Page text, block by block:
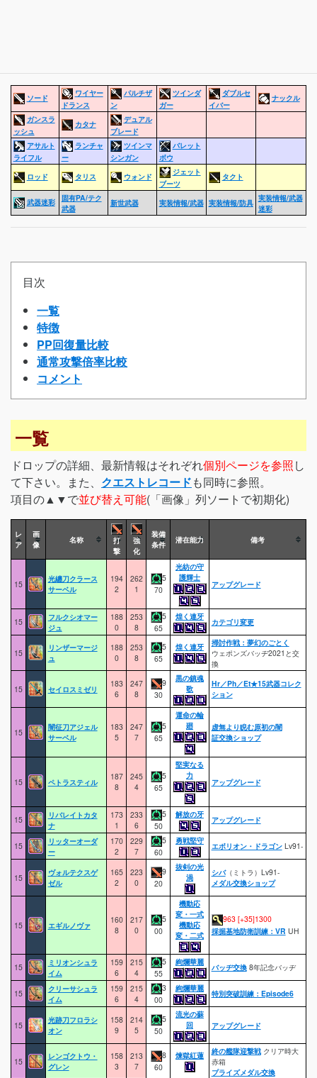
ソード
ワイヤー
ドランス
パルチザ
ン
ツインダ
ガー
ダブルセ
イバー
ナックル
ガンスラ
ッシュ
カタナ
デュアル
ブレード
アサルト
ライフル
ランチャ
ー
ツインマ
シンガン
バレット
ボウ
ロッド
タリス ウォンド
ジェット
ブーツ
タクト
武器迷彩
固有PA/テク
武器
新世武器 実装情報/武器 実装情報/防具 実装情報/武器
迷彩
目次
一覧
特徴
PP回復量比較
通常攻撃倍率比較
コメント
一覧
ドロップの詳細、最新情報はそれぞれ個別ページを参照し
て下さい。また、 クエストレコードも同時に参照。
項目の▲▼で並び替え可能(「画像」列ソートで初期化)
レ
ア
画
像
名称
打
撃
強
化
装備
条件
潜在能力 備考
15
光纏刀クラース
サーベル
194
2
262
1
5
70
光紡の守
護輝士
アップグレード
15
フルクシオマー
ジュ
188
0
253
8
5
65
煌く連牙
カテゴリ変更
15
リンザーマージ
ュ
188
0
253
8
5
65
煌く連牙
掃討作戦：夢幻のごとく
ウェポンズバッヂ2021と交
換
15 セイロスミゼリ
183
6
247
8
9
30
黒の鎮魂
歌
Hr／Ph／Et★15武器コレク
ション
15
闇征刀アジェル
サーベル
183
5
247
7
5
65
運命の輪
廻
虚無より睨む原初の闇
証交換ショップ
15 ペトラスティル
187
8
245
4
5
65
堅実なる
力
アップグレード
15
リバレイトカタ
ナ
173
1
233
6
5
50
解放の牙
アップグレード
15
リッターオーダ
ー
170
2
229
7
5
60
勇戦堅守
エボリオン・ドラゴンLv91-
15
ヴォルテクスゲ
ゼル
165
2
223
0
9
20
抜剣の光
渦
シバ（ミトラ）Lv91-
メダル交換ショップ
15 エギルノヴァ
160
8
217
0
5
00
機動応
変・一式
機動応
変・二式
963 [+35]1300
採掘基地防衛訓練：VR UH
15
ミリオンシュラ
イム
159
6
215
4
5
55
絢爛華麗
バッヂ交換8年記念バッヂ
15
クリーサシュラ
イム
159
6
215
4
3
00
絢爛華麗
特別突破訓練：Episode6
15
光跡刀フロラシ
オン
158
9
214
5
5
50
流光の蘇
回
アップグレード
15
レンゴクトウ・
グレン
158
3
213
7
8
60
煉獄紅蓮 終の艦隊迎撃戦クリア時大
赤箱
プライズメダル交換